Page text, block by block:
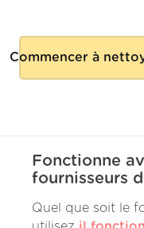
Commencer à
Fonctionne
fournisseurs
Quel que soit le